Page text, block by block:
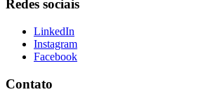
Redes sociais
LinkedIn
Instagram
Facebook
Contato